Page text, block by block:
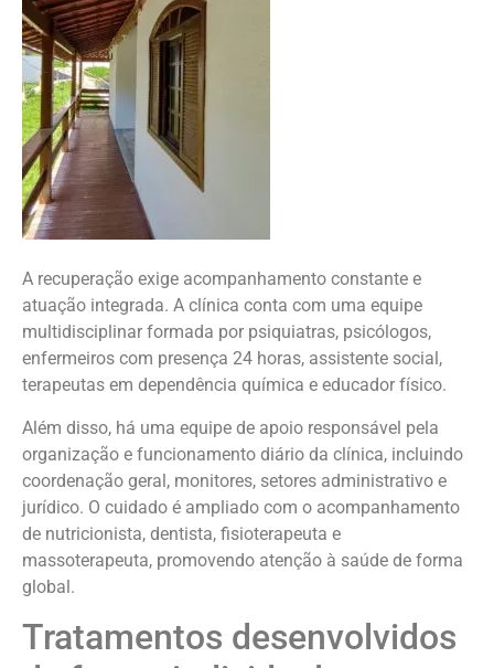
A recuperação exige acompanhamento constante e
atuação integrada. A clínica conta com uma equipe
multidisciplinar formada por psiquiatras, psicólogos,
enfermeiros com presença 24 horas, assistente social,
terapeutas em dependência química e educador físico.
Além disso, há uma equipe de apoio responsável pela
organização e funcionamento diário da clínica, incluindo
coordenação geral, monitores, setores administrativo e
jurídico. O cuidado é ampliado com o acompanhamento
de nutricionista, dentista, fisioterapeuta e
massoterapeuta, promovendo atenção à saúde de forma
global.
Tratamentos desenvolvidos